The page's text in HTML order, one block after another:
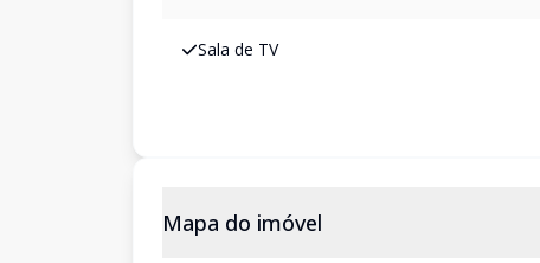
Sala de TV
Mapa do imóvel